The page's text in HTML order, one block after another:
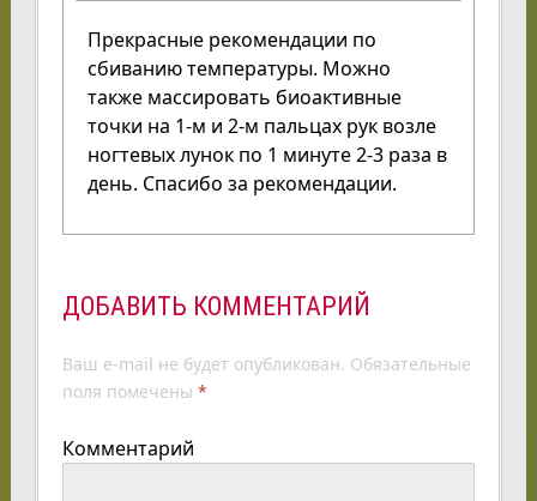
Прекрасные рекомендации по
сбиванию температуры. Можно
также массировать биоактивные
точки на 1-м и 2-м пальцах рук возле
ногтевых лунок по 1 минуте 2-3 раза в
день. Спасибо за рекомендации.
ДОБАВИТЬ КОММЕНТАРИЙ
Ваш e-mail не будет опубликован. Обязательные
поля помечены *
Комментарий